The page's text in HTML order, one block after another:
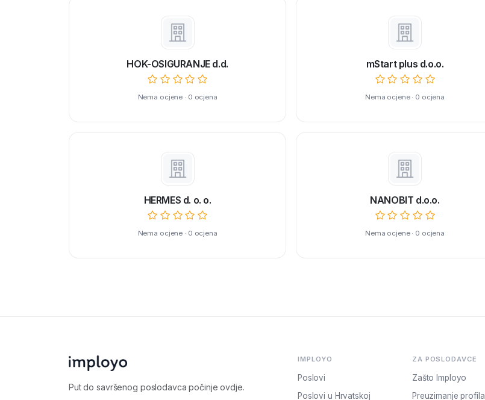
HOK-OSIGURANJE d.d.
Nema ocjene · 0 ocjena
mStart plus d.o.o.
Nema ocjene · 0 ocjena
HERMES d. o. o.
Nema ocjene · 0 ocjena
NANOBIT d.o.o.
Nema ocjene · 0 ocjena
Put do savršenog poslodavca počinje ovdje.
IMPLOYO
Poslovi
Poslovi u Hrvatskoj
ZA POSLODAVCE
Zašto Imployo
Preuzimanje profila